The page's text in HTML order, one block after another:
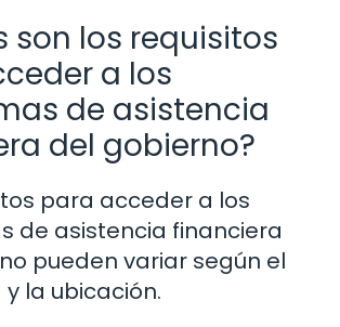
son los requisitos
a los
de asistencia
del gobierno?
para acceder a los
de asistencia financiera
pueden variar según el
la ubicación.